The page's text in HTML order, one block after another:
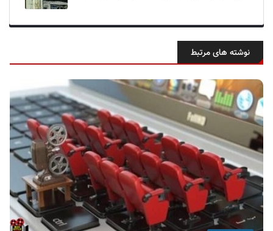
نوشته های مرتبط